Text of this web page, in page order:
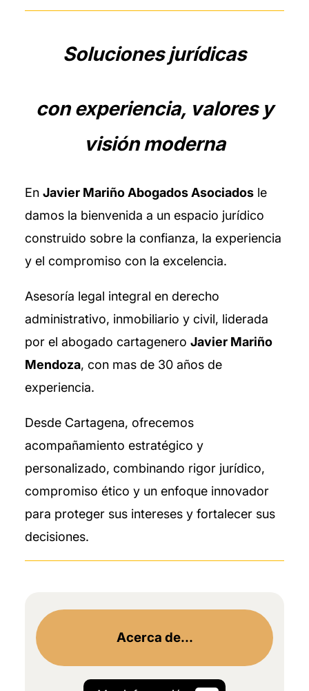
Soluciones jurídicas
con experiencia, valores y
visión moderna
En Javier Mariño Abogados Asociados le
damos la bienvenida a un espacio jurídico
construido sobre la confianza, la experiencia
y el compromiso con la excelencia.
Asesoría legal integral en derecho
administrativo, inmobiliario y civil, liderada
por el abogado cartagenero Javier Mariño
Mendoza, con mas de 30 años de
experiencia.
Desde Cartagena, ofrecemos
acompañamiento estratégico y
personalizado, combinando rigor jurídico,
compromiso ético y un enfoque innovador
para proteger sus intereses y fortalecer sus
decisiones.
Acerca de...